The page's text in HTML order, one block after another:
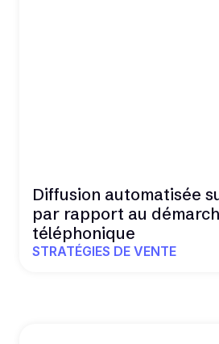
Diffusion automatisée
par rapport au
téléphonique
STRATÉGIES DE VENTE